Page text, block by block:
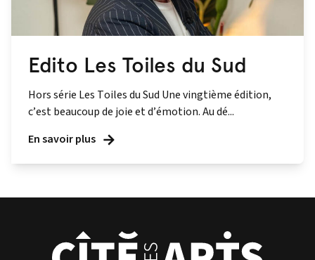
Edito Les Toiles du Sud
Hors série Les Toiles du Sud Une vingtième édition,
c’est beaucoup de joie et d’émotion. Au dé...
En savoir plus